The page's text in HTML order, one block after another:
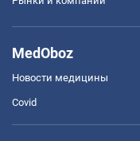
MedOboz
Новости медицины
Covid